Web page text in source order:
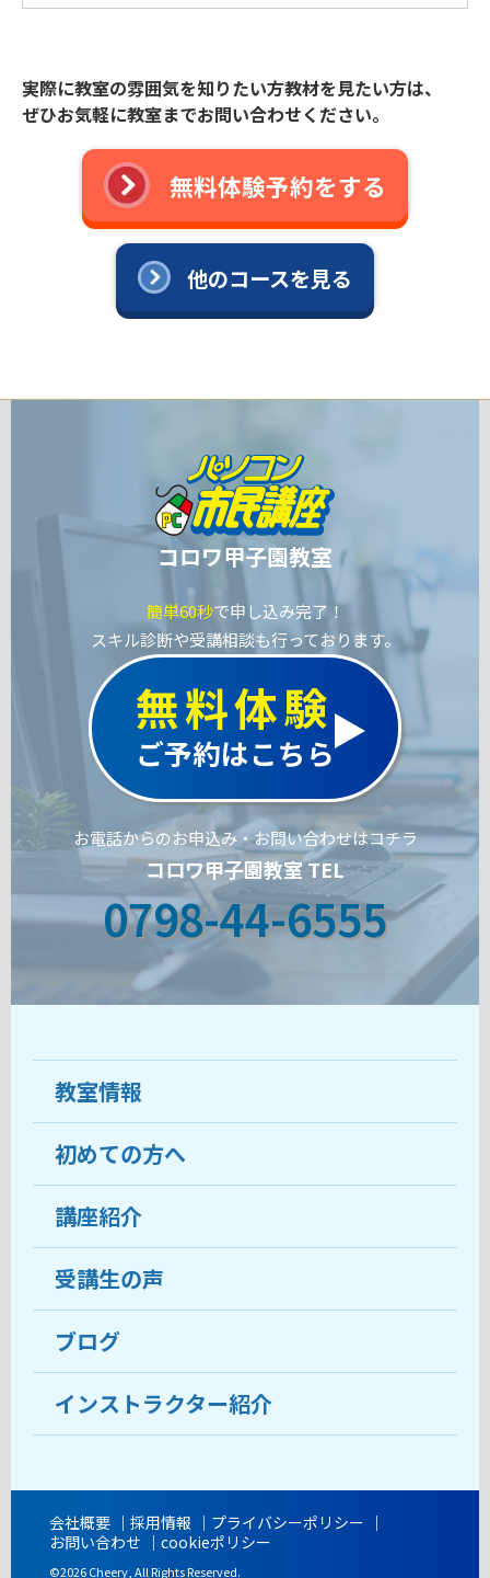
実際に教室の雰囲気を知りたい方教材を見たい方は、
ぜひお気軽に教室までお問い合わせください。
無料体験予約をする
他のコースを見る
コロワ甲子園教室
簡単60秒で申し込み完了！
スキル診断や受講相談も行っております。
無料体験
ご予約はこちら
お電話からのお申込み・お問い合わせはコチラ
コロワ甲子園教室 TEL
0798-44-6555
教室情報
教室について
受講生の声
おすすめ・人気の講座
目的から講座を探す
教室ブログ
開講時間
初めての方へ
ココがおすすめ
料金
受講までの流れ
よくあるご質問
講座紹介
受講生の声
ブログ
インストラクター紹介
会社概要 採用情報
プライバシーポリシー
お問い合わせ
cookieポリシー
©2026 Cheery, All Rights Reserved.